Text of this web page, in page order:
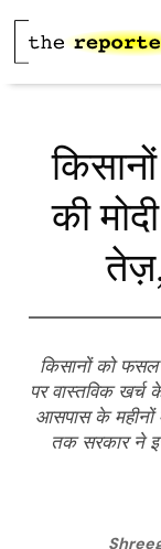
की
किसानों को फसल
पर वास्तविक
आसपास के महीनों
तक सरकार ने